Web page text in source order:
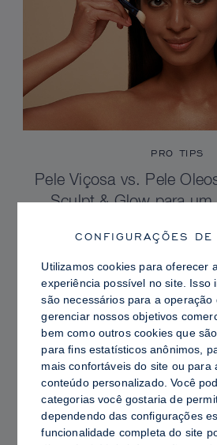
PRO TIPS
Pele Viçosa vs. Pele
Sculpt & Glow para um
CONFIGURAÇÕES DE
Utilizamos cookies para oferecer
experiência possível no site. Isso
são necessários para a operação
gerenciar nossos objetivos
bem como outros cookies que
para fins estatísticos anônimos,
mais confortáveis ​​do site ou para
conteúdo personalizado. Você
categorias você gostaria de
dependendo das configurações
funcionalidade completa do site